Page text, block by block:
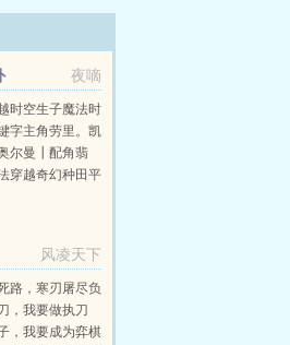
夜嘀
时空生子魔法时
字主角劳里。凯
尔曼┃配角翡
穿越奇幻种田平
风凌天下
路，寒刃屠尽负
，我要做执刀
，我要成为弈棋